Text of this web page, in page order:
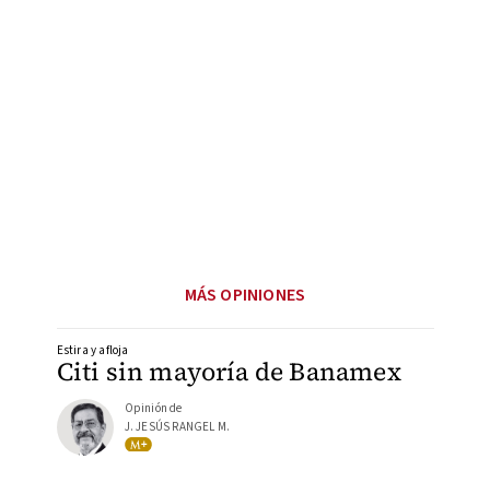
MÁS OPINIONES
Citi sin mayoría de Banamex
Estira y afloja
Opinión de
J. JESÚS RANGEL M.